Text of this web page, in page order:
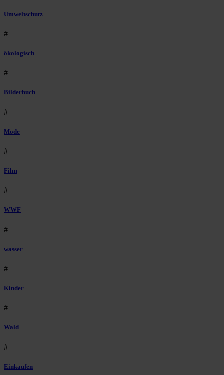
Umweltschutz
#
ökologisch
#
Bilderbuch
#
Mode
#
Film
#
WWF
#
wasser
#
Kinder
#
Wald
#
Einkaufen